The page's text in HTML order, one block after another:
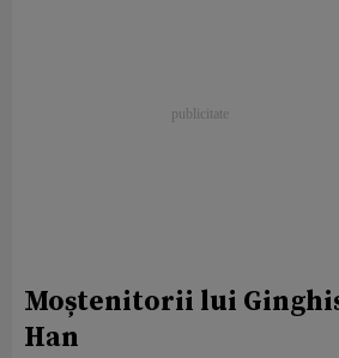
Moștenitorii lui
Han